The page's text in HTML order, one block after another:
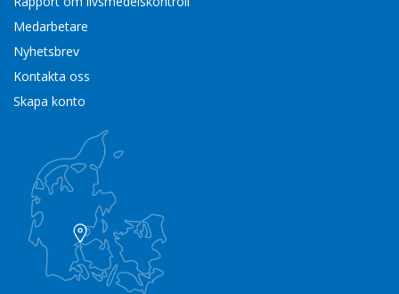
Medarbetare
Nyhetsbrev
Kontakta oss
Skapa konto